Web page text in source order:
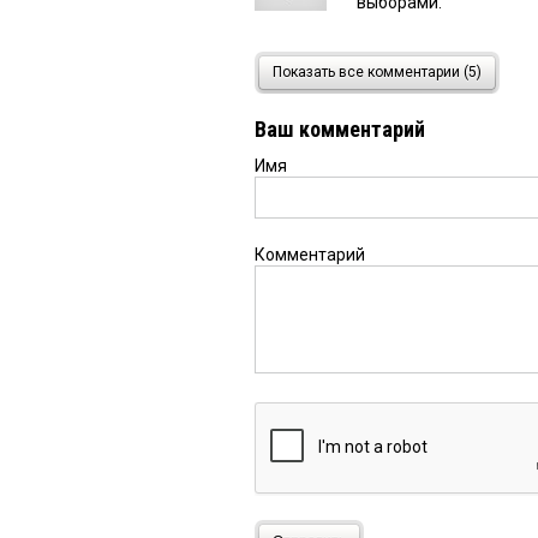
Iunay 17 июня 2021 в
За бюджетные деньги
Ilia 17 июня 2021 в 11:47:
Показать все комментарии (5)
Ваш комментарий
Имя
Комментарий